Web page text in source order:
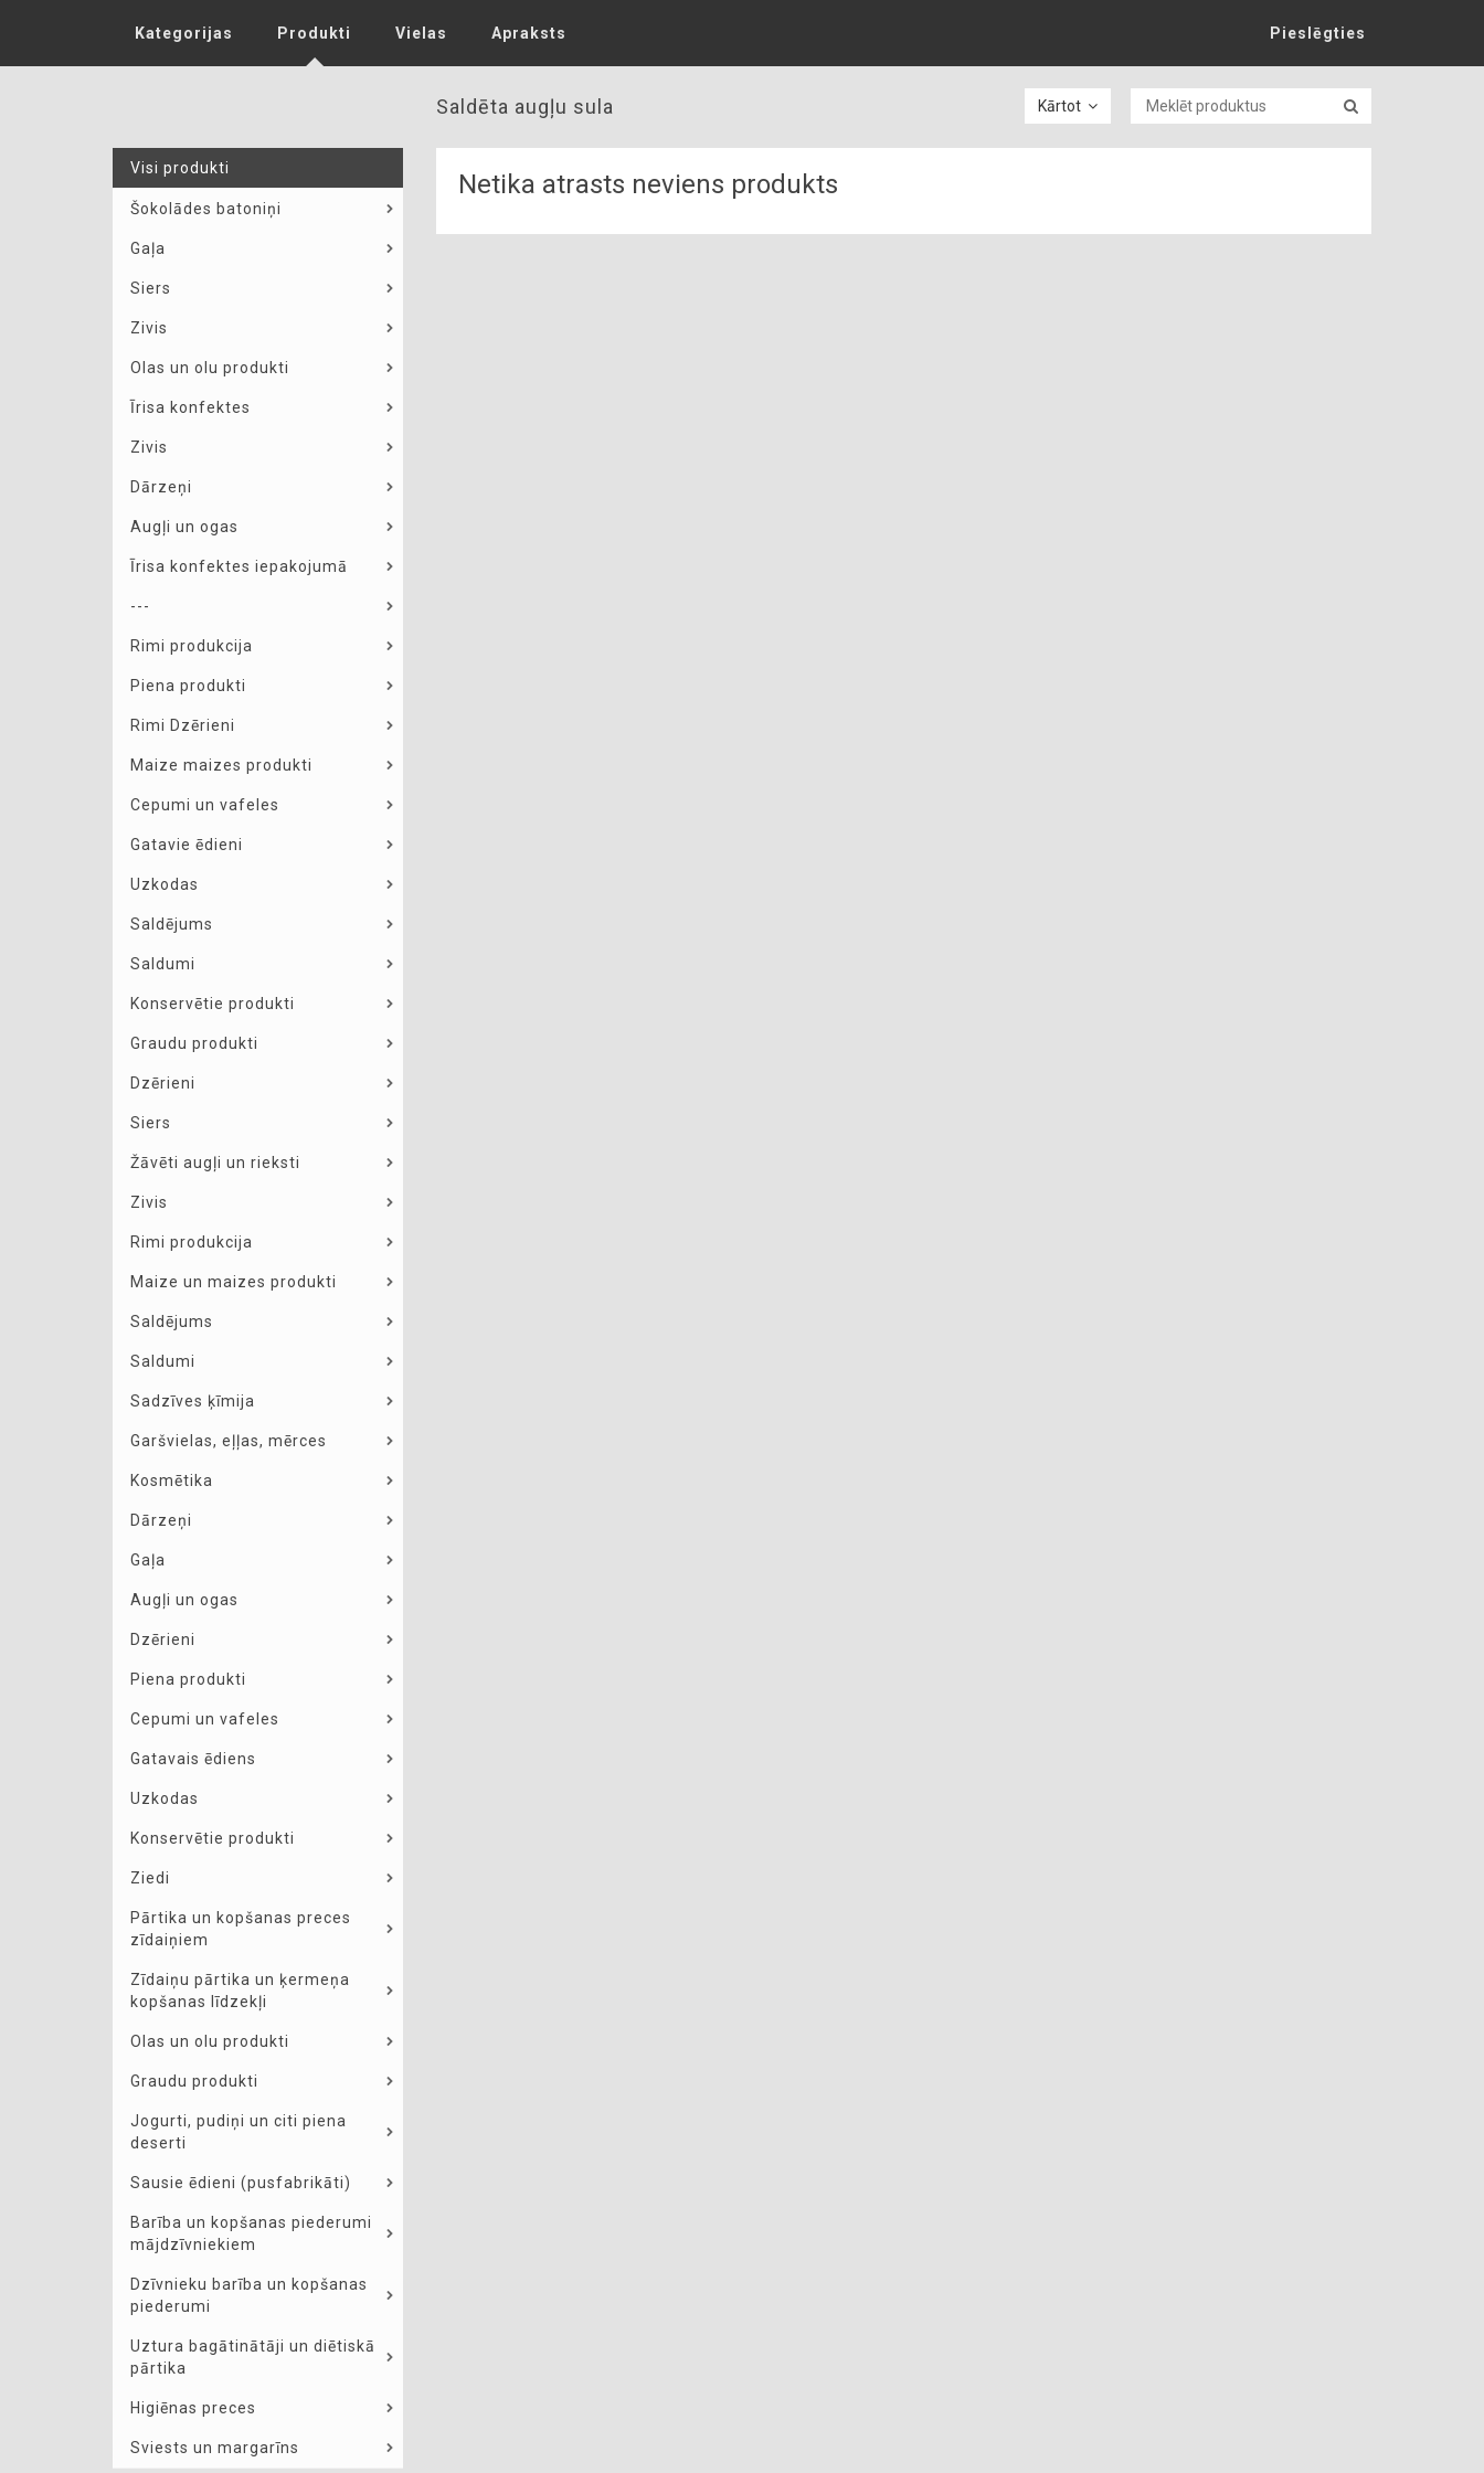
Kategorijas Produkti Vielas Apraksts Pieslēgties
Saldēta augļu sula Kārtot
Visi produkti
Šokolādes batoniņi
Gaļa
Siers
Zivis
Olas un olu produkti
Īrisa konfektes
Zivis
Dārzeņi
Augļi un ogas
Īrisa konfektes iepakojumā
---
Rimi produkcija
Piena produkti
Rimi Dzērieni
Maize maizes produkti
Cepumi un vafeles
Gatavie ēdieni
Uzkodas
Saldējums
Saldumi
Konservētie produkti
Graudu produkti
Dzērieni
Siers
Žāvēti augļi un rieksti
Zivis
Rimi produkcija
Maize un maizes produkti
Saldējums
Saldumi
Sadzīves ķīmija
Garšvielas, eļļas, mērces
Kosmētika
Dārzeņi
Gaļa
Augļi un ogas
Dzērieni
Piena produkti
Cepumi un vafeles
Gatavais ēdiens
Uzkodas
Konservētie produkti
Ziedi
Pārtika un kopšanas preces
zīdaiņiem
Zīdaiņu pārtika un ķermeņa
kopšanas līdzekļi
Olas un olu produkti
Graudu produkti
Jogurti, pudiņi un citi piena
deserti
Sausie ēdieni (pusfabrikāti)
Barība un kopšanas piederumi
mājdzīvniekiem
Dzīvnieku barība un kopšanas
piederumi
Uztura bagātinātāji un diētiskā
pārtika
Higiēnas preces
Sviests un margarīns
Netika atrasts neviens produkts